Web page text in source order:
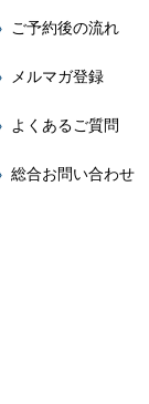
ご予約後の流れ
メルマガ登録
よくあるご質問
総合お問い合わせ